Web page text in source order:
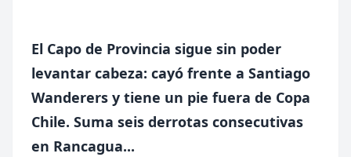
El Capo de Provincia sigue sin poder
levantar cabeza: cayó frente a Santiago
Wanderers y tiene un pie fuera de Copa
Chile. Suma seis derrotas consecutivas
en Rancagua...